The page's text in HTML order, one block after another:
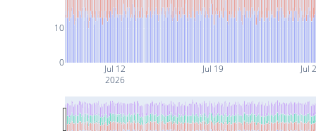
Jul 12
2026
Jul 19 Jul
0
10